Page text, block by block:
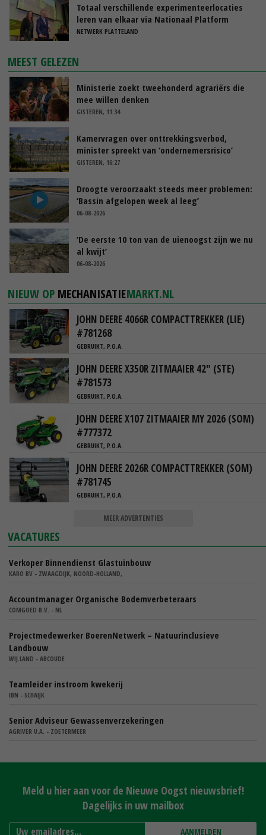
Totaal verschillende experimenteerlocaties
leren van elkaar via Nationaal Platform
NETWERK PLATTELAND
MEEST GELEZEN
Ministerie zoekt tweehonderd agrariërs die
mee willen denken
GISTEREN, 11:34
Kamervragen over onttrekkingsverbod,
minister spreekt van ‘ondernemersrisico’
GISTEREN, 16:27
Droogte veroorzaakt steeds meer problemen:
‘Bassin afgelopen week al leeg’
06-08-2026
‘De eerste 10 ton van de uienoogst zijn we nu
al kwijt’
06-08-2026
NIEUW OP MECHANISATIEMARKT.NL
JOHN DEERE 4066R COMPACTTREKKER (LIE)
#781268
GEBRUIKT, P.O.A.
JOHN DEERE X350R ZITMAAIER 42" (STE)
#781573
GEBRUIKT, P.O.A.
JOHN DEERE X107 ZITMAAIER MY 2026 (SOM)
#777372
GEBRUIKT, P.O.A.
JOHN DEERE 2026R COMPACTTREKKER (SOM)
#781745
GEBRUIKT, P.O.A.
MEER ADVERTENTIES
VACATURES
Verkoper Binnendienst Glastuinbouw
KARO BV - ZWAAGDIJK, NOORD-HOLLAND,
Accountmanager Organische Bodemverbeteraars
COMGOED B.V. - NL
Projectmedewerker BoerenNetwerk – Natuurinclusieve
Landbouw
WIJ.LAND - ABCOUDE
Teamleider instroom kwekerij
IBN - SCHAIJK
Senior Adviseur Gewassenverzekeringen
AGRIVER U.A. - ZOETERMEER
Meld u hier aan voor de Nieuwe Oogst nieuwsbrief!
Dagelijks in uw mailbox
AANMELDEN